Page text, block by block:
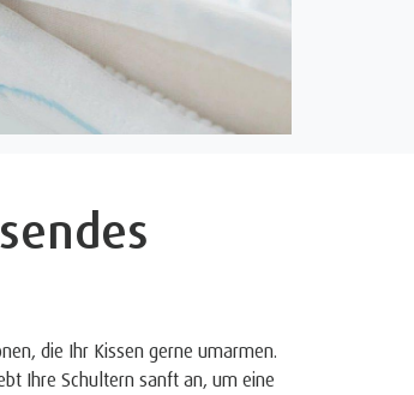
die Ihr Kissen gerne umarmen.
Ihre Schultern sanft an, um eine